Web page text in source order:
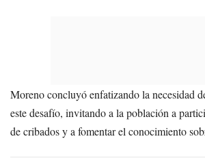
Moreno concluyó enfatizando la necesidad
este desafío, invitando a la población a
de cribados y a fomentar el conocimiento